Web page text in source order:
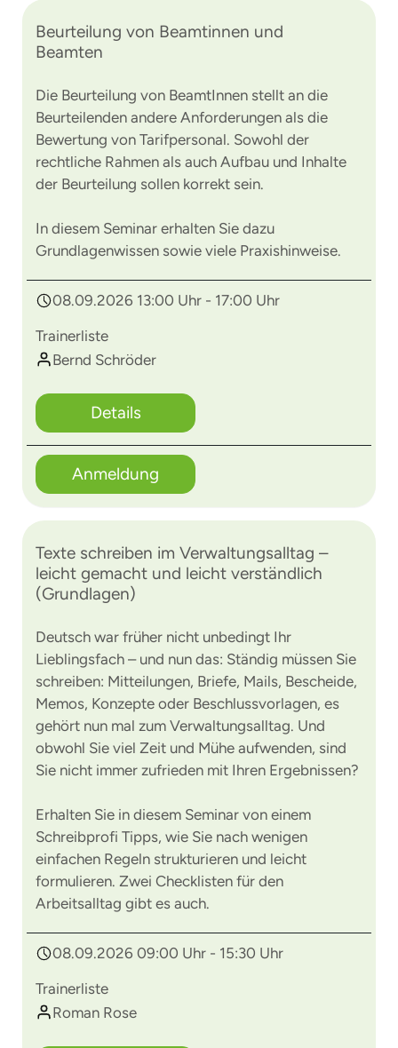
Beurteilung von Beamtinnen und
Beamten
Die Beurteilung von BeamtInnen stellt an die
Beurteilenden andere Anforderungen als die
Bewertung von Tarifpersonal. Sowohl der
rechtliche Rahmen als auch Aufbau und Inhalte
der Beurteilung sollen korrekt sein.
In diesem Seminar erhalten Sie dazu
Grundlagenwissen sowie viele Praxishinweise.
08.09.2026 13:00 Uhr - 17:00 Uhr
Trainerliste
Bernd Schröder
Details
Anmeldung
Texte schreiben im Verwaltungsalltag –
leicht gemacht und leicht verständlich
(Grundlagen)
Deutsch war früher nicht unbedingt Ihr
Lieblingsfach – und nun das: Ständig müssen Sie
schreiben: Mitteilungen, Briefe, Mails, Bescheide,
Memos, Konzepte oder Beschlussvorlagen, es
gehört nun mal zum Verwaltungsalltag. Und
obwohl Sie viel Zeit und Mühe aufwenden, sind
Sie nicht immer zufrieden mit Ihren Ergebnissen?
Erhalten Sie in diesem Seminar von einem
Schreibprofi Tipps, wie Sie nach wenigen
einfachen Regeln strukturieren und leicht
formulieren. Zwei Checklisten für den
Arbeitsalltag gibt es auch.
08.09.2026 09:00 Uhr - 15:30 Uhr
Trainerliste
Roman Rose